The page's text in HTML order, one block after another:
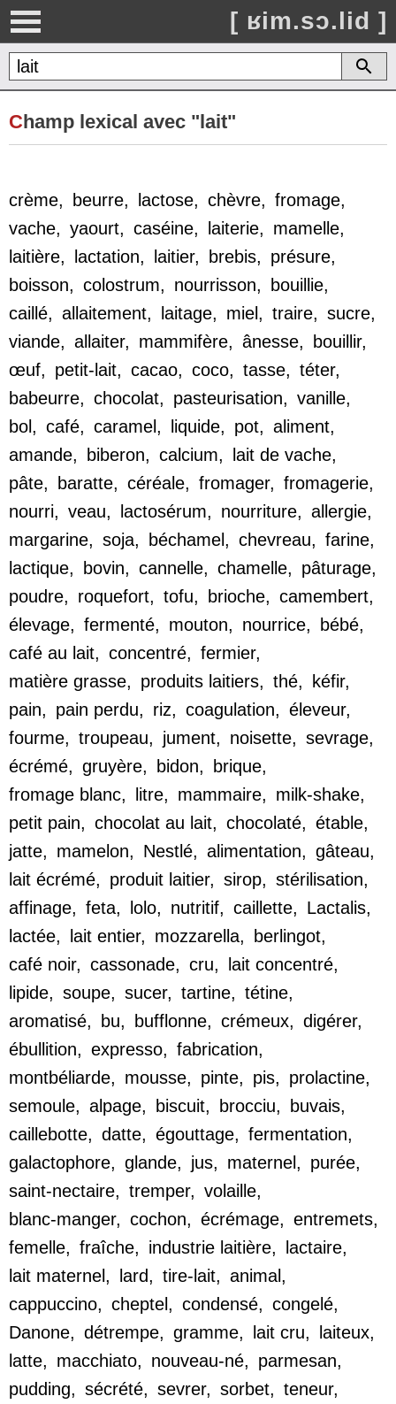
[ ʁim.sɔ.lid ]
Champ lexical avec "lait"
crème, beurre, lactose, chèvre, fromage,
vache, yaourt, caséine, laiterie, mamelle,
laitière, lactation, laitier, brebis, présure,
boisson, colostrum, nourrisson, bouillie,
caillé, allaitement, laitage, miel, traire, sucre,
viande, allaiter, mammifère, ânesse, bouillir,
œuf, petit-lait, cacao, coco, tasse, téter,
babeurre, chocolat, pasteurisation, vanille,
bol, café, caramel, liquide, pot, aliment,
amande, biberon, calcium, lait de vache,
pâte, baratte, céréale, fromager, fromagerie,
nourri, veau, lactosérum, nourriture, allergie,
margarine, soja, béchamel, chevreau, farine,
lactique, bovin, cannelle, chamelle, pâturage,
poudre, roquefort, tofu, brioche, camembert,
élevage, fermenté, mouton, nourrice, bébé,
café au lait, concentré, fermier,
matière grasse, produits laitiers, thé, kéfir,
pain, pain perdu, riz, coagulation, éleveur,
fourme, troupeau, jument, noisette, sevrage,
écrémé, gruyère, bidon, brique,
fromage blanc, litre, mammaire, milk-shake,
petit pain, chocolat au lait, chocolaté, étable,
jatte, mamelon, Nestlé, alimentation, gâteau,
lait écrémé, produit laitier, sirop, stérilisation,
affinage, feta, lolo, nutritif, caillette, Lactalis,
lactée, lait entier, mozzarella, berlingot,
café noir, cassonade, cru, lait concentré,
lipide, soupe, sucer, tartine, tétine,
aromatisé, bu, bufflonne, crémeux, digérer,
ébullition, expresso, fabrication,
montbéliarde, mousse, pinte, pis, prolactine,
semoule, alpage, biscuit, brocciu, buvais,
caillebotte, datte, égouttage, fermentation,
galactophore, glande, jus, maternel, purée,
saint-nectaire, tremper, volaille,
blanc-manger, cochon, écrémage, entremets,
femelle, fraîche, industrie laitière, lactaire,
lait maternel, lard, tire-lait, animal,
cappuccino, cheptel, condensé, congelé,
Danone, détrempe, gramme, lait cru, laiteux,
latte, macchiato, nouveau-né, parmesan,
pudding, sécrété, sevrer, sorbet, teneur,